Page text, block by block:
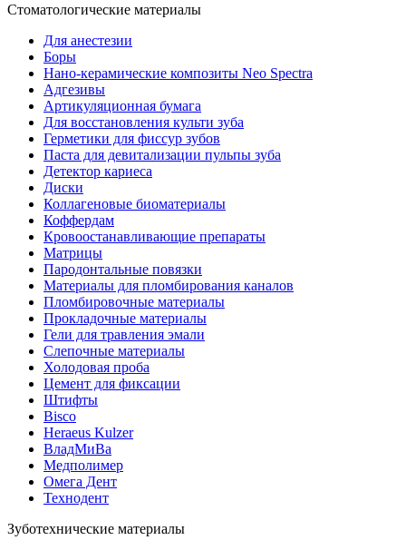
Стоматологические материалы
Для анестезии
Боры
Нано-керамические композиты Neo Spectra
Адгезивы
Артикуляционная бумага
Для восстановления культи зуба
Герметики для фиссур зубов
Паста для девитализации пульпы зуба
Детектор кариеса
Диски
Коллагеновые биоматериалы
Коффердам
Кровоостанавливающие препараты
Матрицы
Пародонтальные повязки
Материалы для пломбирования каналов
Пломбировочные материалы
Прокладочные материалы
Гели для травления эмали
Слепочные материалы
Холодовая проба
Цемент для фиксации
Штифты
Bisco
Heraeus Kulzer
ВладМиВа
Медполимер
Омега Дент
Технодент
Зуботехнические материалы